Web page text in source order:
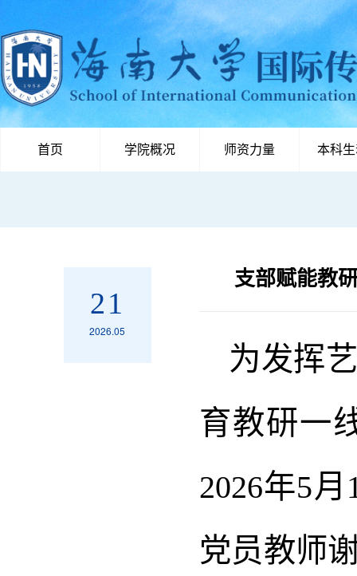
首页 学院概况 师资力量 本科
21
2026.05
支部赋能教
为发挥
育教研一
2026年5
党员教师